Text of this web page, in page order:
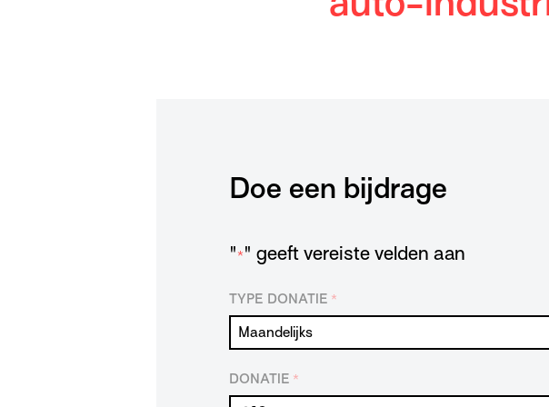
Doe een bijdrage
" * " geeft vereiste velden aan
TYPE DONATIE *
DONATIE *